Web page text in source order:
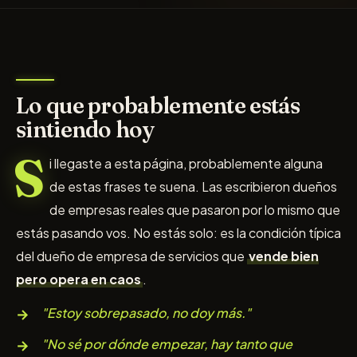
Lo que probablemente estás
sintiendo hoy
S i llegaste a esta página, probablemente alguna
de estas frases te suena. Las escribieron dueños
de empresas reales que pasaron por lo mismo que
estás pasando vos. No estás solo: es la condición típica
del dueño de empresa de servicios que vende bien
pero opera en caos.
"Estoy sobrepasado, no doy más."
"No sé por dónde empezar, hay tanto que